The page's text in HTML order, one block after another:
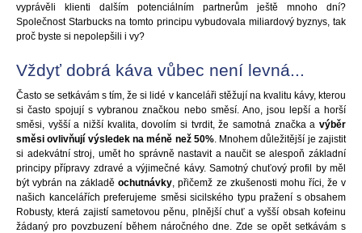
vyprávěli klienti dalším potenciálním partnerům ještě mnoho dní?
Společnost Starbucks na tomto principu vybudovala miliardový byznys, tak
proč byste si nepolepšili i vy?
Vždyť dobrá káva vůbec není levná...
Často se setkávám s tím, že si lidé v kanceláři stěžují na kvalitu kávy, kterou
si často spojují s vybranou značkou nebo směsí. Ano, jsou lepší a horší
směsi, vyšší a nižší kvalita, dovolím si tvrdit, že samotná značka a výběr
směsi ovlivňují výsledek na méně než 50%. Mnohem důležitější je zajistit
si adekvátní stroj, umět ho správně nastavit a naučit se alespoň základní
principy přípravy zdravé a výjimečné kávy. Samotný chuťový profil by měl
být vybrán na základěochutnávky , přičemž ze zkušenosti mohu říci, že v
našich kancelářích preferujeme směsi sicilského typu pražení s obsahem
Robusty, která zajistí sametovou pěnu, plnější chuť a vyšší obsah kofeinu
žádaný pro povzbuzení během náročného dne. Zde se opět setkávám s